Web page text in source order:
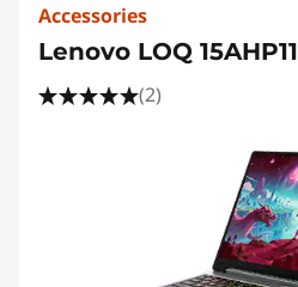
Accessories
Lenovo LOQ 15AHP11
(2)